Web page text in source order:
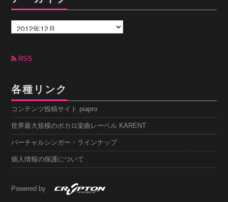
ー
カ
ブ RSS
各種リンク
コンテンツ投稿サイト piapro
世界最大規模のボカロ楽曲レーベル KARENT
バーチャルシンガー・ラインナップ
個人情報の保護について
Powered by